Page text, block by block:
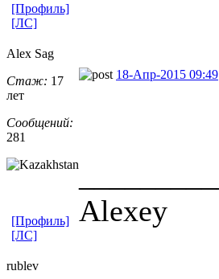
[Профиль]
[ЛС]
Alex Sag
Стаж: 17
лет
Сообщений:
281
18-Апр-2015 09:49
Alexey
[Профиль]
[ЛС]
rublev